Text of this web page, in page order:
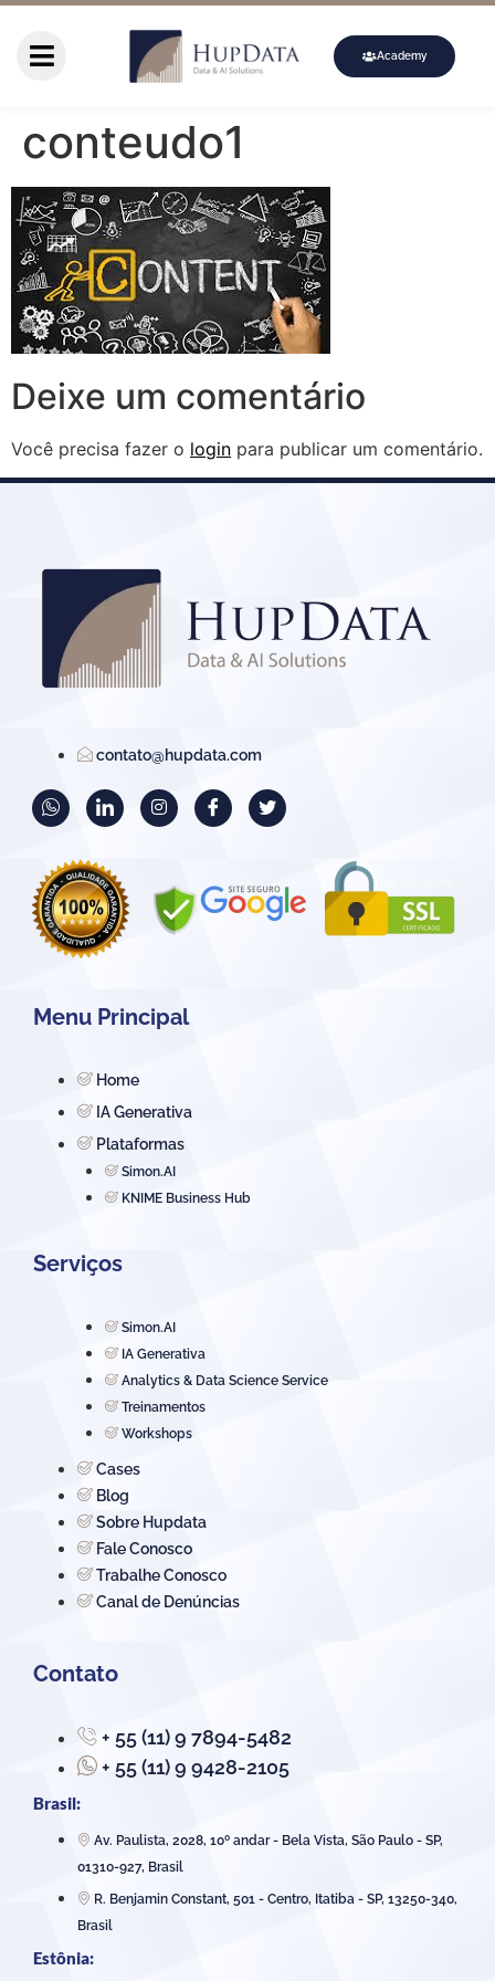
Academy
conteudo1
Deixe um comentário
Você precisa fazer o login para publicar um comentário.
contato@hupdata.com
Menu Principal
Home
IA Generativa
Plataformas
Simon.AI
KNIME Business Hub
Serviços
Simon.AI
IA Generativa
Analytics & Data Science Service
Treinamentos
Workshops
Cases
Blog
Sobre Hupdata
Fale Conosco
Trabalhe Conosco
Canal de Denúncias
Contato
+ 55 (11) 9 7894-5482
+ 55 (11) 9 9428-2105
Brasil:
Av. Paulista, 2028, 10º andar - Bela Vista, São Paulo - SP,
01310-927, Brasil
R. Benjamin Constant, 501 - Centro, Itatiba - SP, 13250-340,
Brasil
Estônia: